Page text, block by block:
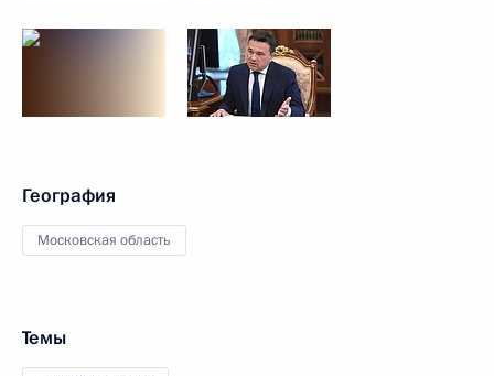
География
Московская область
Темы